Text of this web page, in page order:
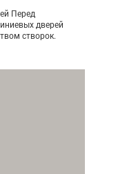
Перед
дверей
створок.